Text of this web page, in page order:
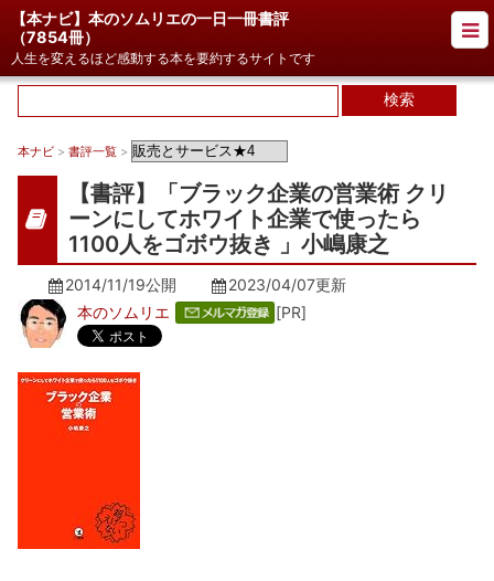
【本ナビ】本のソムリエの一日一冊書評
（7854冊）
人生を変えるほど感動する本を要約するサイトです
本ナビ > 書評一覧 >
【書評】「ブラック企業の営業術 クリ
ーンにしてホワイト企業で使ったら
1100人をゴボウ抜き 」小嶋康之
2014/11/19公開 2023/04/07更新
本のソムリエ
[PR]